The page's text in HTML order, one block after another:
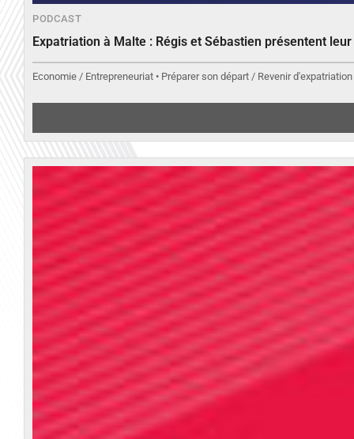
PODCAST
Expatriation à Malte : Régis et Sébastien présentent
Economie / Entrepreneuriat • Préparer son départ / Revenir d'expatriation